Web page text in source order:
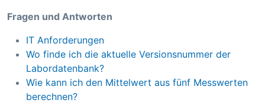
Fragen und Antworten
IT Anforderungen
Wo finde ich die aktuelle Versionsnummer der
Labordatenbank?
Wie kann ich den Mittelwert aus fünf Messwerten
berechnen?